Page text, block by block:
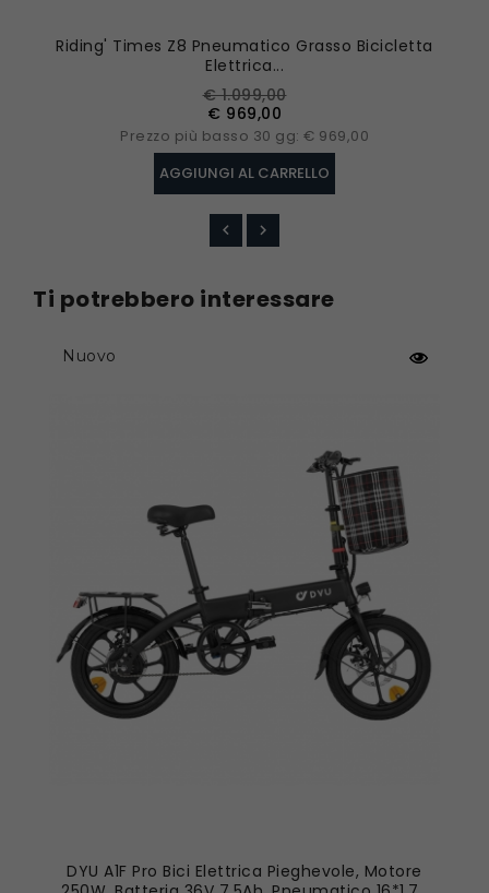
Riding' Times Z8 Pneumatico Grasso Bicicletta
Elettrica...
€ 1.099,00
€ 969,00
Prezzo più basso 30 gg: € 969,00
AGGIUNGI AL CARRELLO
Ti potrebbero interessare
Nuovo
DYU A1F Pro Bici Elettrica Pieghevole, Motore